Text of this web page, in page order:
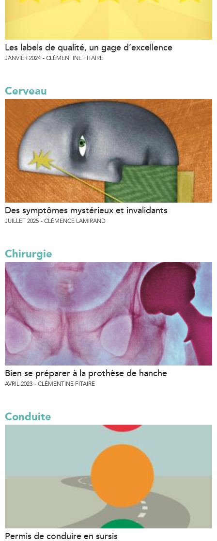
Les labels de qualité, un gage d’excellence
JANVIER 2024 CLÉMENTINE FITAIRE
Cerveau
Des symptômes mystérieux et invalidants
JUILLET 2025 CLÉMENCE LAMIRAND
Chirurgie
Bien se préparer à la prothèse de hanche
AVRIL 2023 CLÉMENTINE FITAIRE
Conduite
Permis de conduire en sursis